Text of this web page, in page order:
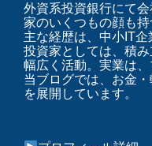
外資系投資銀行にて
家のいくつもの顔も持
主な経歴は、中小IT
投資家としては、積
幅広く活動。実業は、
当ブログでは、お金
を展開しています。